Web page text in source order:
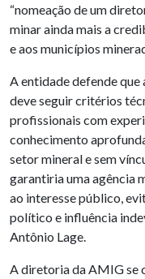
“nomeação de um
minar ainda mais a
e aos municípios
A entidade defende
deve seguir critérios
profissionais com
conhecimento
setor mineral e sem
garantiria uma agência
ao interesse público,
político e influência
Antônio Lage.
A diretoria da AMIG se